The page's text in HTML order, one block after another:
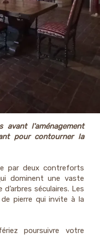
avant l'aménagement
pour contourner la
par deux contreforts
dominent une vaste
séculaires. Les
pierre qui invite à la
poursuivre votre